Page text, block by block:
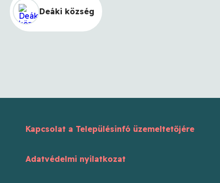
Deáki község
Kapcsolat a Településinfó üzemeltetőjére
Adatvédelmi nyilatkozat